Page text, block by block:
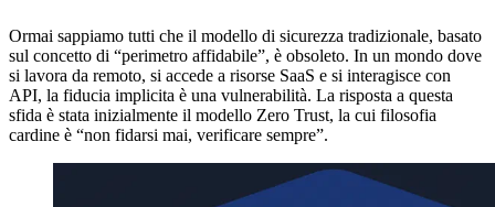
Ormai sappiamo tutti che il modello di sicurezza tradizionale, basato
sul concetto di “perimetro affidabile”, è obsoleto. In un mondo dove
si lavora da remoto, si accede a risorse SaaS e si interagisce con
API, la fiducia implicita è una vulnerabilità. La risposta a questa
sfida è stata inizialmente il modello Zero Trust, la cui filosofia
cardine è “non fidarsi mai, verificare sempre”.